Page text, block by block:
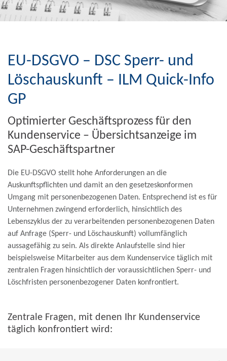
EU-DSGVO – DSC Sperr- und
Löschauskunft – ILM Quick-Info
GP
Optimierter Geschäftsprozess für den
Kundenservice – Übersichtsanzeige im
SAP-Geschäftspartner
Die EU-DSGVO stellt hohe Anforderungen an die
Auskunftspflichten und damit an den gesetzeskonformen
Umgang mit personenbezogenen Daten. Entsprechend ist es für
Unternehmen zwingend erforderlich, hinsichtlich des
Lebenszyklus der zu verarbeitenden personenbezogenen Daten
auf Anfrage (Sperr- und Löschauskunft) vollumfänglich
aussagefähig zu sein. Als direkte Anlaufstelle sind hier
beispielsweise Mitarbeiter aus dem Kundenservice täglich mit
zentralen Fragen hinsichtlich der voraussichtlichen Sperr- und
Löschfristen personenbezogener Daten konfrontiert.
Zentrale Fragen, mit denen Ihr Kundenservice
täglich konfrontiert wird: